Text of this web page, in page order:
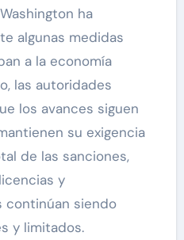
ha
algunas medidas
a la economía
las autoridades
los avances siguen
su exigencia
de las sanciones,
y
continúan siendo
y limitados.